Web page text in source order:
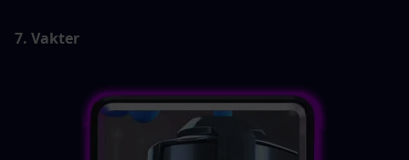
7. Vakter